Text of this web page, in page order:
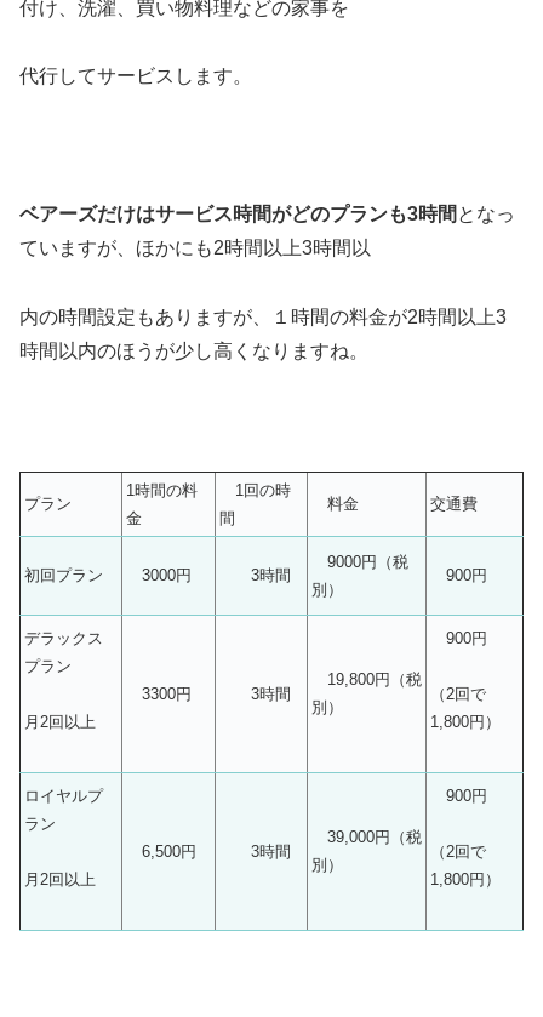
付け、洗濯、買い物料理などの家事を
代行してサービスします。
ベアーズだけはサービス時間がどのプランも3時間 となっ
ていますが、ほかにも2時間以上3時間以
内の時間設定もありますが、１時間の料金が2時間以上3
時間以内のほうが少し高くなりますね。
プラン
1時間の料
金
1回の時
間
料金 交通費
初回プラン 3000円 3時間
9000円（税
別）
900円
デラックス
プラン
月2回以上
3300円 3時間
19,800円（税
別）
900円
（2回で
1,800円）
ロイヤルプ
ラン
月2回以上
6,500円 3時間
39,000円（税
別）
900円
（2回で
1,800円）